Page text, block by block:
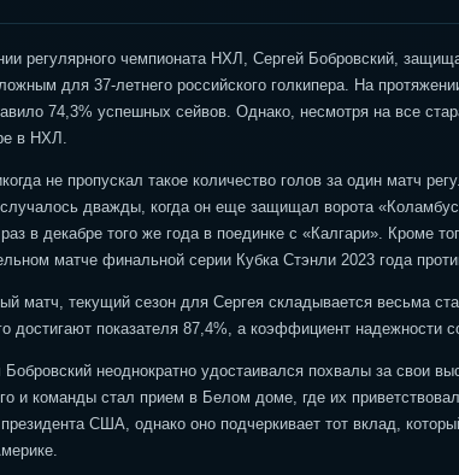
регулярного чемпионата НХЛ, Сергей Бобровский,
для 37-летнего российского голкипера. На
74,3% успешных сейвов. Однако, несмотря на все
в НХЛ.
не пропускал такое количество голов за один матч
дважды, когда он еще защищал ворота
в декабре того же года в поединке с «Калгари». Кроме
матче финальной серии Кубка Стэнли 2023 года
матч, текущий сезон для Сергея складывается весьма
достигают показателя 87,4%, а коэффициент надежности
неоднократно удостаивался похвалы за свои
и команды стал прием в Белом доме, где их
США, однако оно подчеркивает тот вклад,